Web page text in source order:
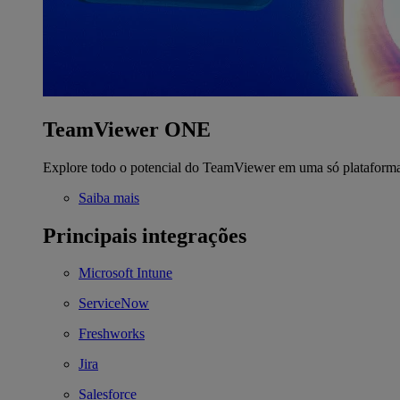
TeamViewer ONE
Explore todo o potencial do TeamViewer em uma só
Saiba mais
Principais integrações
Microsoft Intune
ServiceNow
Freshworks
Jira
Salesforce